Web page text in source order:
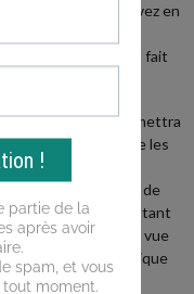
que vous avez en
Ce blog est fait
Il vous permettra
d'apprendre les
photo, puis de
progresser tant
du point de vue
de la technique
que de la